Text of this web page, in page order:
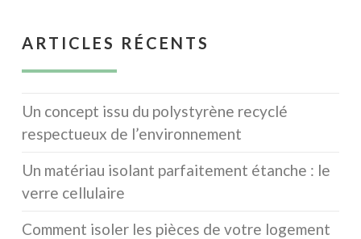
ARTICLES RÉCENTS
Un concept issu du polystyrène recyclé
respectueux de l’environnement
Un matériau isolant parfaitement étanche : le
verre cellulaire
Comment isoler les pièces de votre logement